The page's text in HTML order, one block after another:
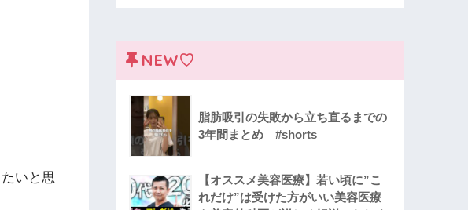
いと思
NEW♡
脂肪吸引の失敗から立ち直るまでの
3年間まとめ #shorts
【オススメ美容医療】若い頃に”こ
れだけ”は受けた方がいい美容医療